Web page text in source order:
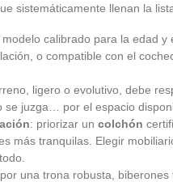
sistemáticamente llenan la
calibrado para la edad y
o compatible con el
ligero o evolutivo, debe
juzga… por el espacio
: priorizar un colchón
más tranquilas. Elegir
una trona robusta,